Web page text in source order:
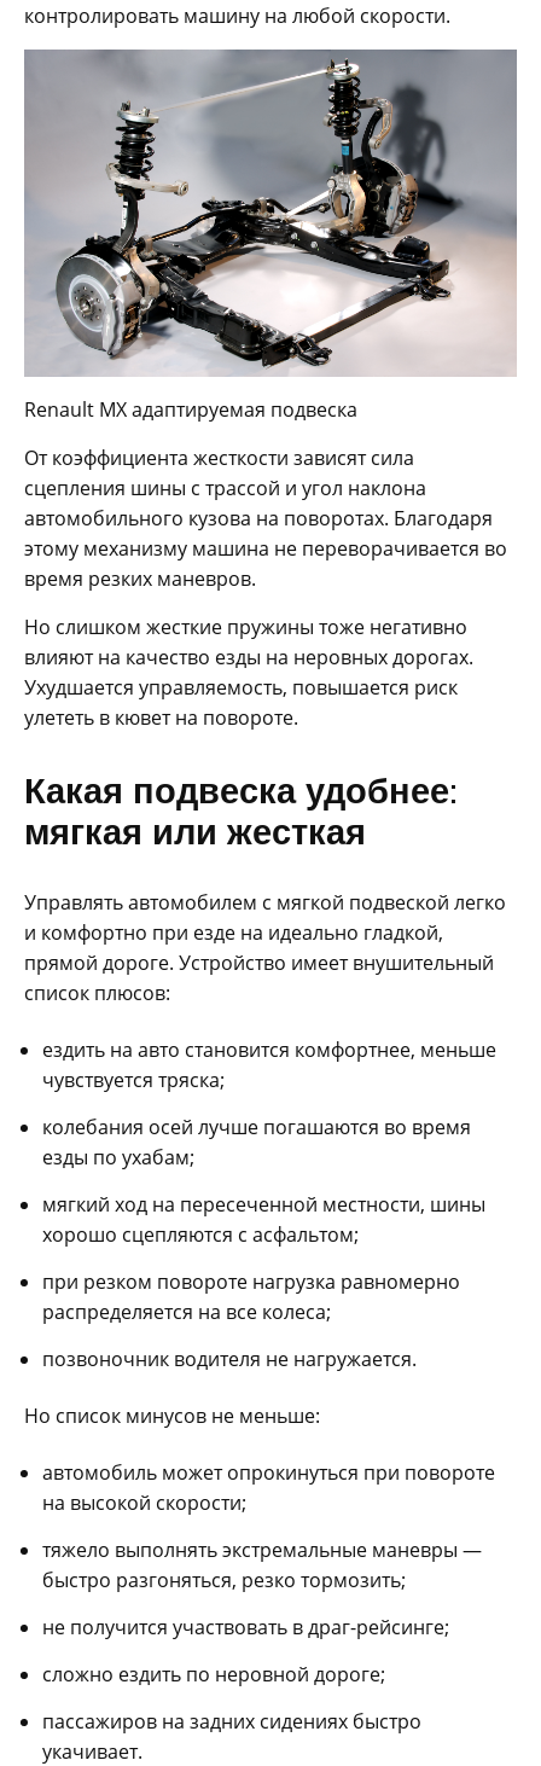
контролировать машину на любой скорости.
Renault MX адаптируемая подвеска
От коэффициента жесткости зависят сила
сцепления шины с трассой и угол наклона
автомобильного кузова на поворотах. Благодаря
этому механизму машина не переворачивается во
время резких маневров.
Но слишком жесткие пружины тоже негативно
влияют на качество езды на неровных дорогах.
Ухудшается управляемость, повышается риск
улететь в кювет на повороте.
Какая подвеска удобнее:
мягкая или жесткая
Управлять автомобилем с мягкой подвеской легко
и комфортно при езде на идеально гладкой,
прямой дороге. Устройство имеет внушительный
список плюсов:
ездить на авто становится комфортнее, меньше
чувствуется тряска;
колебания осей лучше погашаются во время
езды по ухабам;
мягкий ход на пересеченной местности, шины
хорошо сцепляются с асфальтом;
при резком повороте нагрузка равномерно
распределяется на все колеса;
позвоночник водителя не нагружается.
Но список минусов не меньше:
автомобиль может опрокинуться при повороте
на высокой скорости;
тяжело выполнять экстремальные маневры —
быстро разгоняться, резко тормозить;
не получится участвовать в драг-рейсинге;
сложно ездить по неровной дороге;
пассажиров на задних сидениях быстро
укачивает.